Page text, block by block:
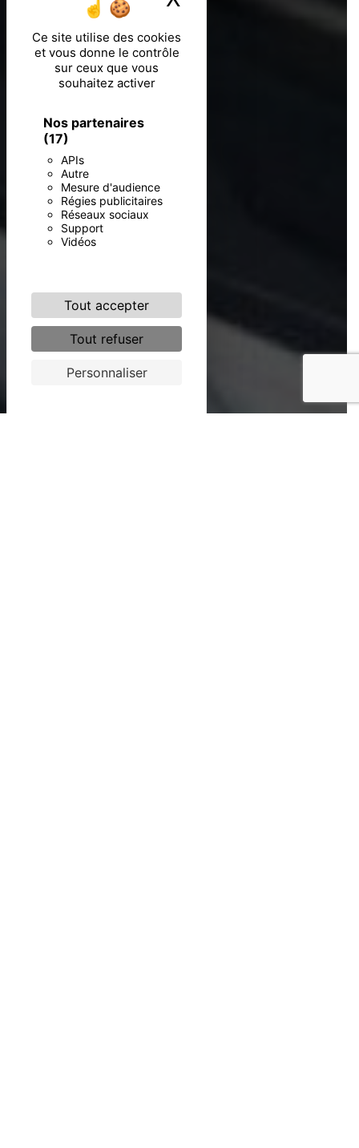
Ce site utilise des cookies
et vous donne le contrôle
sur ceux que vous
souhaitez activer
Nos partenaires
(17)
APIs
Autre
Mesure d'audience
Régies publicitaires
Réseaux sociaux
Support
Vidéos
Tout accepter
Tout refuser
Personnaliser